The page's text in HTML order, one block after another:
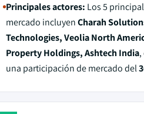
Principales actores: Los 5
mercado incluyenCharah
Technologies, Veolia North
Property Holdings, Ashtech India,
una participación de mercado del